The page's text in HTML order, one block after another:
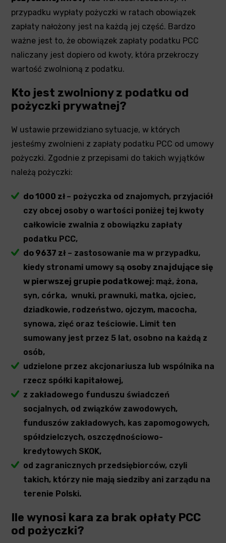
przypadku wypłaty pożyczki w ratach obowiązek
zapłaty nałożony jest na każdą jej część. Bardzo
ważne jest to, że obowiązek zapłaty podatku PCC
naliczany jest dopiero od kwoty, która przekroczy
wartość zwolnioną z podatku.
Kto jest zwolniony z podatku od
pożyczki prywatnej?
W ustawie przewidziano sytuacje, w których
jesteśmy zwolnieni z zapłaty podatku PCC od umowy
pożyczki. Zgodnie z przepisami do takich wyjątków
należą pożyczki:
do 1000 zł – pożyczka od znajomych, przyjaciół
czy obcej osoby o wartości poniżej tej kwoty
całkowicie zwalnia z obowiązku zapłaty
podatku PCC,
do 9637 zł – zastosowanie ma w przypadku,
kiedy stronami umowy są osoby znajdujące się
w pierwszej grupie podatkowej: mąż, żona,
syn, córka, wnuki, prawnuki, matka, ojciec,
dziadkowie, rodzeństwo, ojczym, macocha,
synowa, zięć oraz teściowie. Limit ten
sumowany jest przez 5 lat, osobno na każdą z
osób,
udzielone przez akcjonariusza lub wspólnika na
rzecz spółki kapitałowej,
z zakładowego funduszu świadczeń
socjalnych, od związków zawodowych,
funduszów zakładowych, kas zapomogowych,
spółdzielczych, oszczędnościowo-
kredytowych SKOK,
od zagranicznych przedsiębiorców, czyli
takich, którzy nie mają siedziby ani zarządu na
terenie Polski.
Ile wynosi kara za brak opłaty PCC
od pożyczki?